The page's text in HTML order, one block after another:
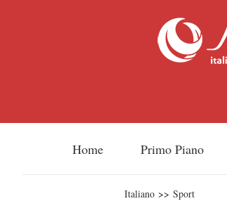
Home Primo Piano
Italiano >> Sport